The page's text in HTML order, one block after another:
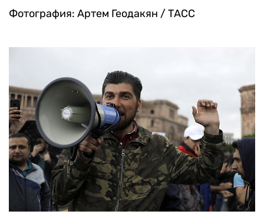
Фотография: Артем Геодакян / ТАСС